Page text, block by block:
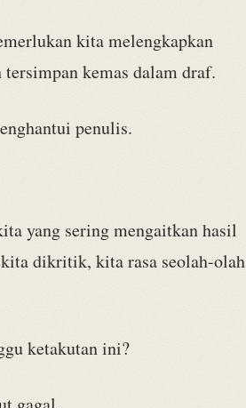
kita melengkapkan
kemas dalam draf.
penulis.
yang sering mengaitkan hasil
dikritik, kita rasa seolah-olah
ketakutan ini?